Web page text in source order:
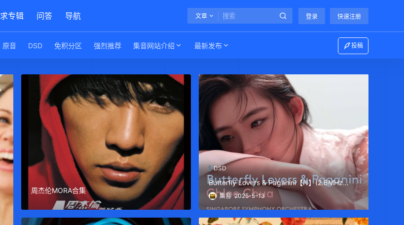
求专辑 问答 导航 文章 登录 快速注册
原音 DSD 免积分区 强烈推荐 集音网站介绍 最新发布 投稿
周杰伦MORA合集
DSD
Butterfly Lovers & Paganini【N】(2.8MHz
DSD)集音 2025-5-13